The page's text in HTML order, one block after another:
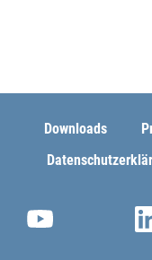
Downloads